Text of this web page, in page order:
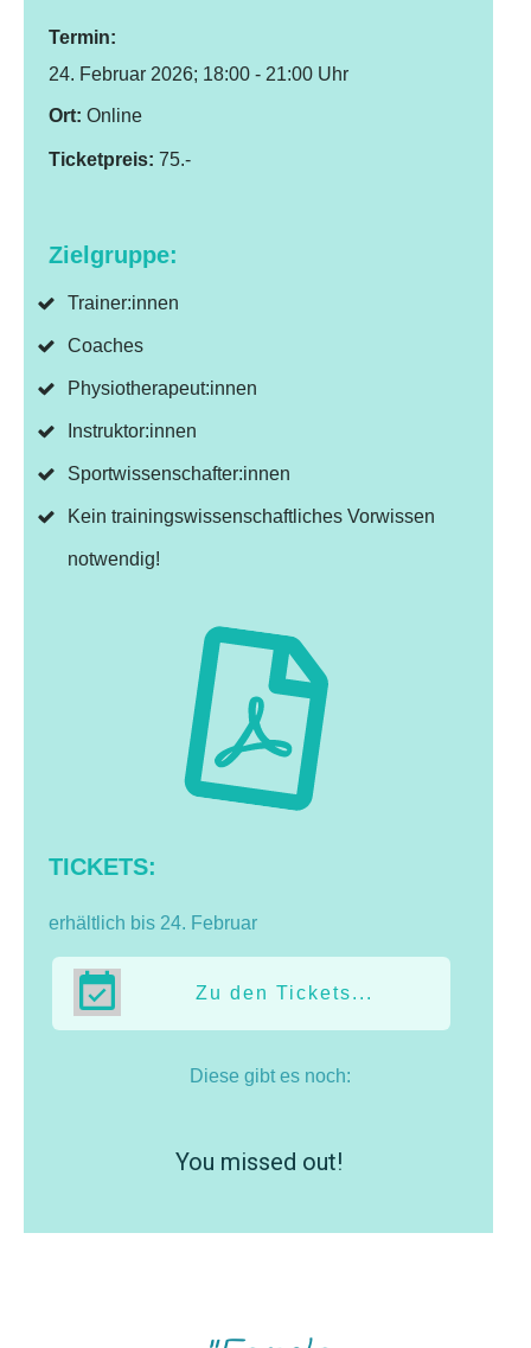
Termin:
24. Februar 2026; 18:00 - 21:00 Uhr
Ort: Online
Ticketpreis: 75.-
Zielgruppe:
Trainer:innen
Coaches
Physiotherapeut:innen
Instruktor:innen
Sportwissenschafter:innen
Kein trainingswissenschaftliches Vorwissen
notwendig!
TICKETS:
erhältlich bis 24. Februar
Zu den Tickets...
Diese gibt es noch:
You missed out!